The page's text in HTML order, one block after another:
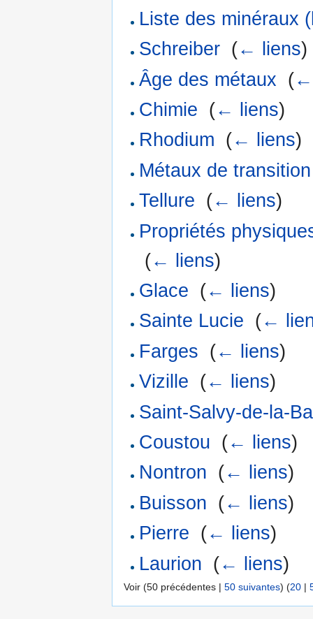
Liste des minéraux
Schreiber (← liens)
Âge des métaux (
Chimie (← liens)
Rhodium (← liens)
Métaux de transition
Tellure (← liens)
Propriétés
(← liens)
Glace (← liens)
Sainte Lucie (←
Farges (← liens)
Vizille (← liens)
Saint-Salvy-de-la-
Coustou (← liens)
Nontron (← liens)
Buisson (← liens)
Pierre (← liens)
Laurion (← liens)
Voir (50 précédentes | 50 suivantes) (20 |